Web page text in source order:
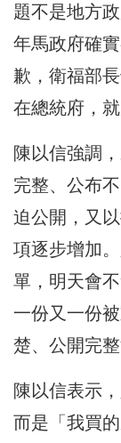
題不是地方
年馬政府確
歉，衛福部
在總統府，
陳以信強調
完整、公布
迫公開，又
項逐步增加
單，明天會
一份又一份
楚、公開完整
陳以信表示
而是「我買